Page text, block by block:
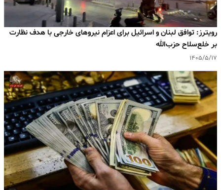
رویترز: توافق لبنان و اسرائیل برای اعزام نیروهای خارجی با هدف نظارت
بر خلع‌سلاح حزب‌الله
۱۴۰۵/۵/۱۷